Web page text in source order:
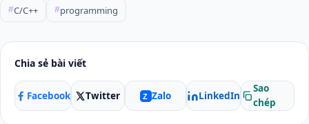
#C/C++ #programming
Chia sẻ bài viết
Facebook Twitter Z Zalo LinkedIn
Sao
chép